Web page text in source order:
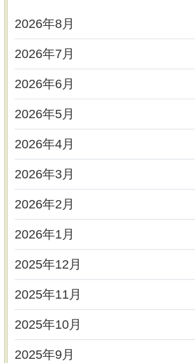
2026年8月
2026年7月
2026年6月
2026年5月
2026年4月
2026年3月
2026年2月
2026年1月
2025年12月
2025年11月
2025年10月
2025年9月